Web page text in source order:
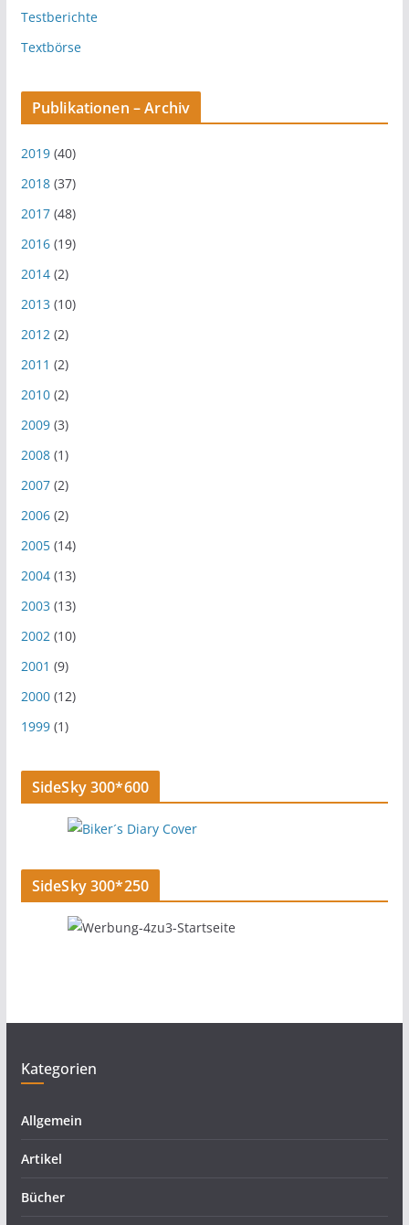
Testberichte
Textbörse
Publikationen – Archiv
2019(40)
2018(37)
2017(48)
2016(19)
2014(2)
2013 (10)
2012(2)
2011 (2)
2010(2)
2009(3)
2008(1)
2007(2)
2006(2)
2005(14)
2004(13)
2003 (13)
2002(10)
2001 (9)
2000(12)
1999(1)
SideSky 300*600
SideSky 300*250
Kategorien
Allgemein
Artikel
Bücher